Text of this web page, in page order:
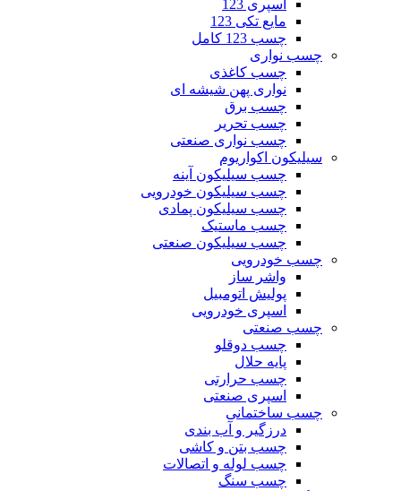
اسپری 123
مایع تکی 123
چسب 123 کامل
چسب نواری
چسب کاغذی
نواری پهن شیشه ای
چسب برق
چسب تحریر
چسب نواری صنعتی
سیلیکون اکواریوم
چسب سیلیکون آینه
چسب سیلیکون خودرویی
چسب سیلیکون پمادی
چسب ماستیک
چسب سیلیکون صنعتی
چسب خودرویی
واشر ساز
پولیش اتومبیل
اسپری خودرویی
چسب صنعتی
چسب دوقلو
پایه حلال
چسب حرارتی
اسپری صنعتی
چسب ساختمانی
درزگیر و آب بندی
چسب بتن و کاشی
چسب لوله و اتصالات
چسب سنگ